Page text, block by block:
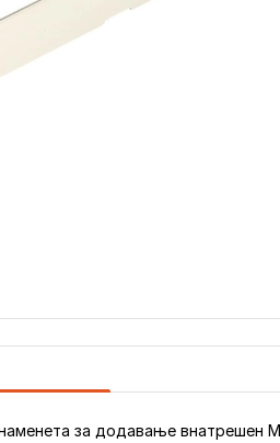
за додавање внатрешен